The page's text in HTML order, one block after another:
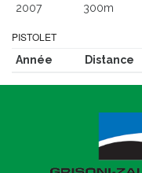
2007 300m
PISTOLET
Année Distance